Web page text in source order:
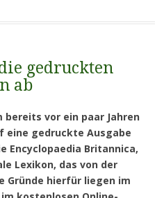
gedruckten
ab
bereits vor ein paar Jahren
eine gedruckte Ausgabe
Encyclopaedia Britannica,
Lexikon, das von der
Gründe hierfür liegen im